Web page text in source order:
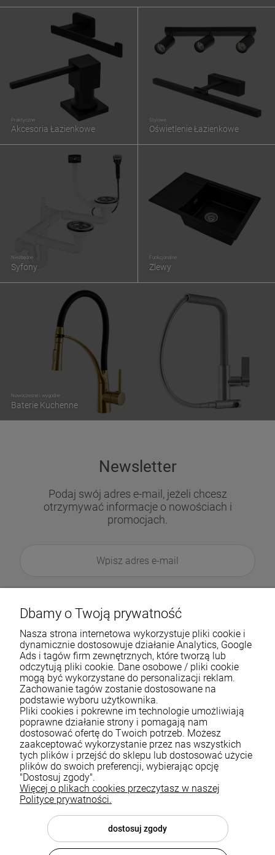
Praktyczne
Akcesoria Łazienkowe
Stylowe
Oświetlenie Łazienkowe
Nowoczesne i wygodne
Baterie Kuchenne
Niezbędne
Syfony
Funkcjonalne
Zlewy
Newsletter
Podaj swój adres e-mail, jeżeli chcesz
otrzymywać informacje o nowościach i
promocjach.
Pomoc
Moje konto
Płatności i dostawa
Informacje
Dbamy o Twoją prywatność
Nasza strona internetowa wykorzystuje pliki cookie i
dynamicznie dostosowuje działanie Analytics, Google
Ads i tagów firm zewnętrznych, które tworzą lub
odczytują pliki cookie. Dane osobowe / pliki cookie
mogą być wykorzystane do personalizacji reklam.
Zachowanie tagów zostanie dostosowane na
podstawie wyboru użytkownika.
Pliki cookies i pokrewne im technologie umożliwiają
poprawne działanie strony i pomagają nam
dostosować ofertę do Twoich potrzeb. Możesz
zaakceptować wykorzystanie przez nas wszystkich
tych plików i przejść do sklepu lub dostosować użycie
plików do swoich preferencji, wybierając opcję
"Dostosuj zgody".
Więcej o plikach cookies przeczytasz w naszej
Polityce prywatności.
dostosuj zgody